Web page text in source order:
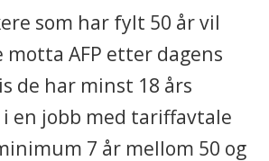
som har fylt 50 år vil
motta AFP etter dagens
de har minst 18 års
en jobb med tariffavtale
7 år mellom 50 og